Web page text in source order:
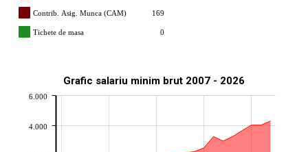
Contrib. Asig. Munca (CAM) 169
Tichete de masa 0
Grafic salariu minim brut 2007 - 2026
4.000
6.000